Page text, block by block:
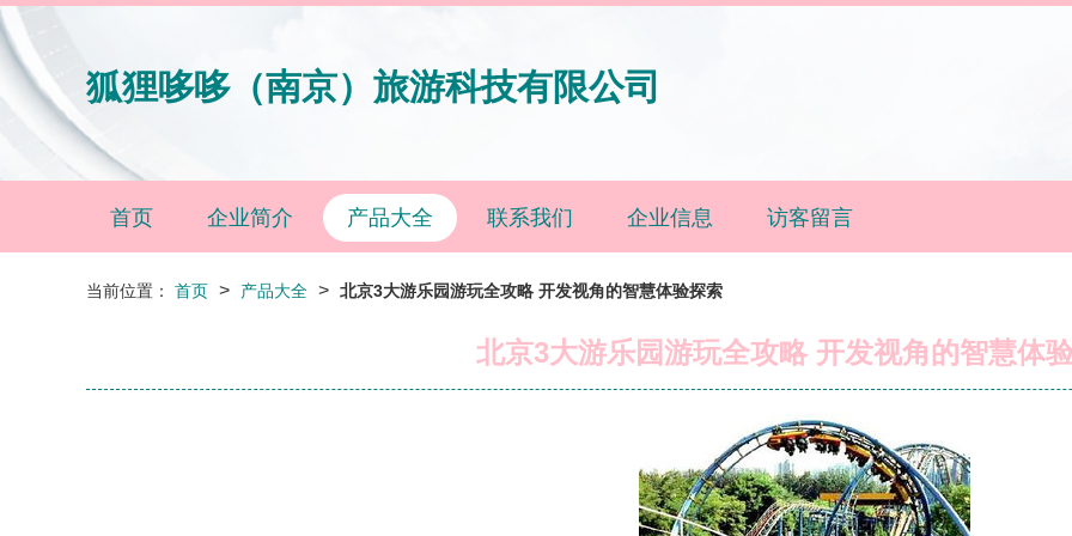
狐狸哆哆（南京）旅游科技有限公司
首页 企业简介 产品大全 联系我们 企业信息 访客留言
当前位置： 首页 > 产品大全 > 北京3大游乐园游玩全攻略 开发视角的智慧体验探索
北京3大游乐园游玩全攻略 开发视角的智慧体